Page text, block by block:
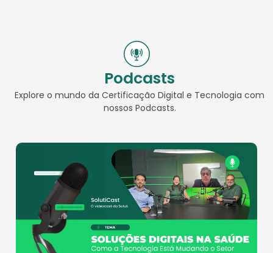
Podcasts
Explore o mundo da Certificação Digital e Tecnologia com
nossos Podcasts.